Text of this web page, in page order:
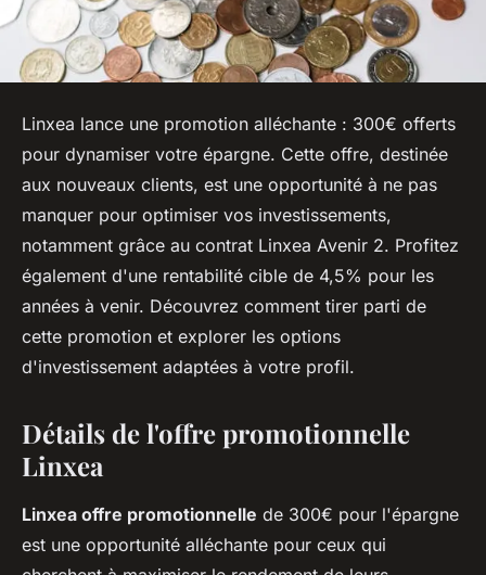
Linxea lance une promotion alléchante : 300€ offerts
pour dynamiser votre épargne. Cette offre, destinée
aux nouveaux clients, est une opportunité à ne pas
manquer pour optimiser vos investissements,
notamment grâce au contrat Linxea Avenir 2. Profitez
également d'une rentabilité cible de 4,5% pour les
années à venir. Découvrez comment tirer parti de
cette promotion et explorer les options
d'investissement adaptées à votre profil.
Détails de l'offre promotionnelle
Linxea
Linxea offre promotionnelle de 300€ pour l'épargne
est une opportunité alléchante pour ceux qui